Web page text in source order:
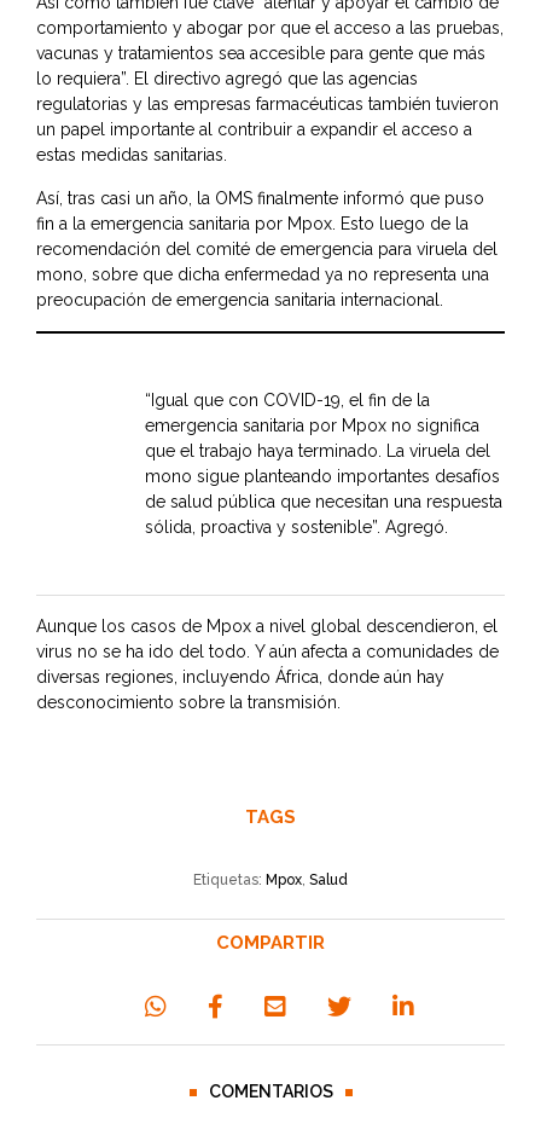
comportamiento y abogar por que el acceso a las pruebas,
vacunas y tratamientos sea accesible para gente que más
lo requiera”. El directivo agregó que las agencias
regulatorias y las empresas farmacéuticas también tuvieron
un papel importante al contribuir a expandir el acceso a
estas medidas sanitarias.
Así, tras casi un año, la OMS finalmente informó que puso
fin a la emergencia sanitaria por Mpox. Esto luego de la
recomendación del comité de emergencia para viruela del
mono, sobre que dicha enfermedad ya no representa una
preocupación de emergencia sanitaria internacional.
“Igual que con COVID-19, el fin de la
emergencia sanitaria por Mpox no significa
que el trabajo haya terminado. La viruela del
mono sigue planteando importantes desafíos
de salud pública que necesitan una respuesta
sólida, proactiva y sostenible”. Agregó.
Aunque los casos de Mpox a nivel global descendieron, el
virus no se ha ido del todo. Y aún afecta a comunidades de
diversas regiones, incluyendo África, donde aún hay
desconocimiento sobre la transmisión.
TAGS
Etiquetas: Mpox, Salud
COMPARTIR
COMENTARIOS